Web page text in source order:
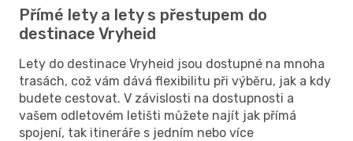
Přímé lety a lety s přestupem do
destinace Vryheid
Lety do destinace Vryheid jsou dostupné na mnoha
trasách, což vám dává flexibilitu při výběru, jak a kdy
budete cestovat. V závislosti na dostupnosti a
vašem odletovém letišti můžete najít jak přímá
spojení, tak itineráře s jedním nebo více